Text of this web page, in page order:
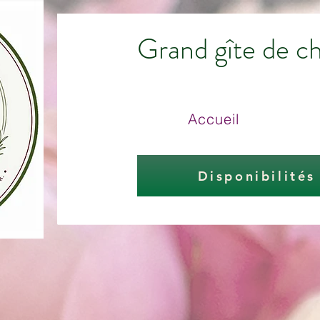
Accueil
Disponibilités
Grand gîte de